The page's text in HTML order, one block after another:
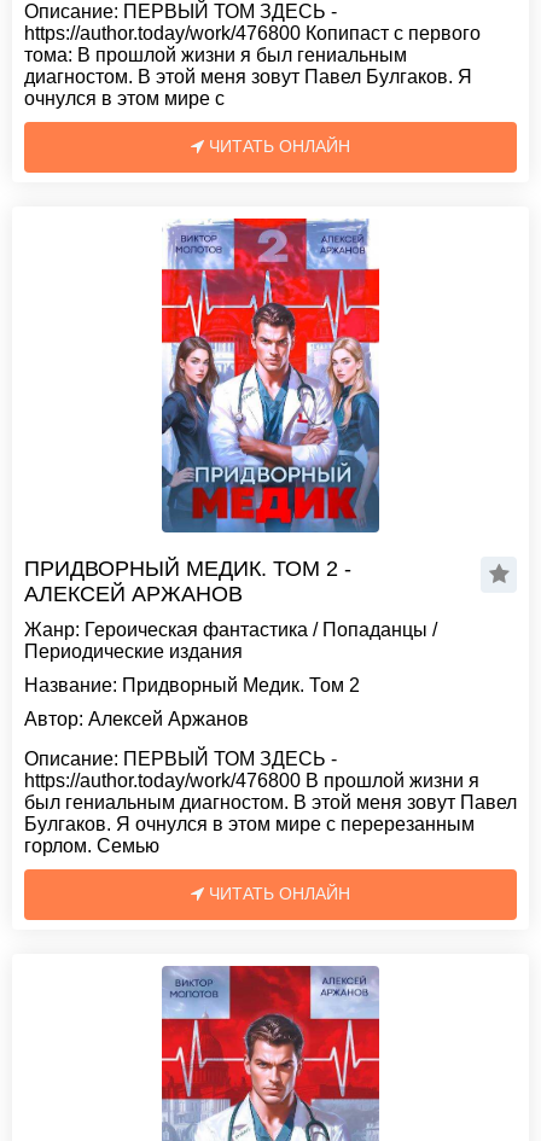
Описание: ПЕРВЫЙ ТОМ ЗДЕСЬ -
https://author.today/work/476800 Копипаст с первого
тома: В прошлой жизни я был гениальным
диагностом. В этой меня зовут Павел Булгаков. Я
очнулся в этом мире с
ЧИТАТЬ ОНЛАЙН
ПРИДВОРНЫЙ МЕДИК. ТОМ 2 -
АЛЕКСЕЙ АРЖАНОВ
Жанр: Героическая фантастика / Попаданцы /
Периодические издания
Название: Придворный Медик. Том 2
Автор: Алексей Аржанов
Описание: ПЕРВЫЙ ТОМ ЗДЕСЬ -
https://author.today/work/476800 В прошлой жизни я
был гениальным диагностом. В этой меня зовут Павел
Булгаков. Я очнулся в этом мире с перерезанным
горлом. Семью
ЧИТАТЬ ОНЛАЙН